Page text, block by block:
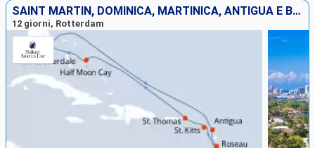
SAINT MARTIN, DOMINICA, MARTINICA, ANTIGUA E BARBUDA, SAINT THOMAS, BAHAMAS, STATI UNITI
12 giorni, Rotterdam